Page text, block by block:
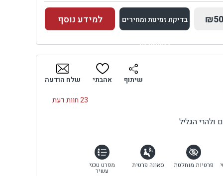
בדיקת זמינות ומחירים
למתחם זה
בדיקת זמינות ומחירים
למידע נוסף
23 חוות דעת
הגליל
שיתוף אהבתי שלח הודעה
פרטיות מוחלטת סאונה פרטית מפרט טכני
עשיר